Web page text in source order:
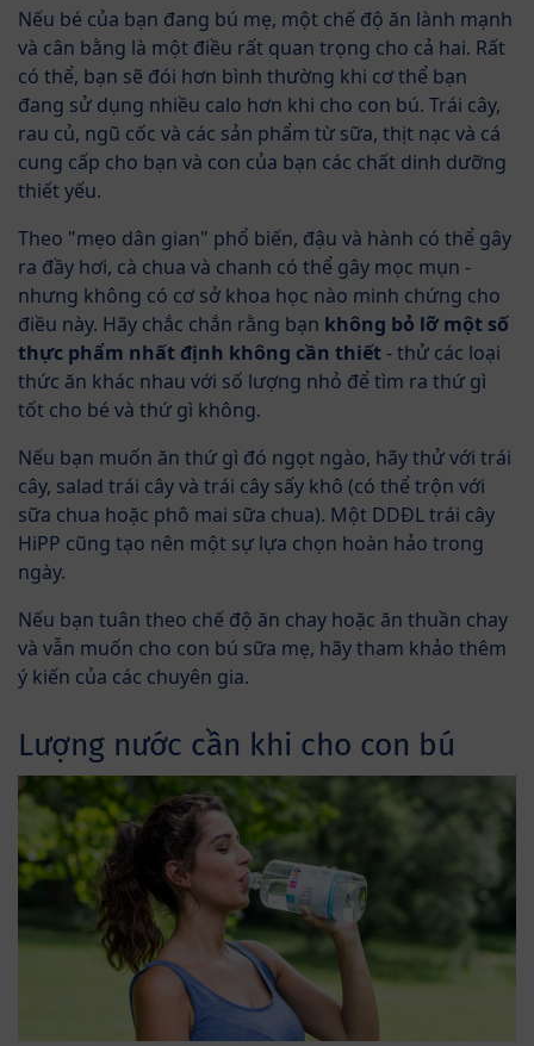
Nếu bé của bạn đang bú mẹ, một chế độ ăn lành mạnh
và cân bằng là một điều rất quan trọng cho cả hai. Rất
có thể, bạn sẽ đói hơn bình thường khi cơ thể bạn
đang sử dụng nhiều calo hơn khi cho con bú. Trái cây,
rau củ, ngũ cốc và các sản phẩm từ sữa, thịt nạc và cá
cung cấp cho bạn và con của bạn các chất dinh dưỡng
thiết yếu.
Theo "mẹo dân gian" phổ biến, đậu và hành có thể gây
ra đầy hơi, cà chua và chanh có thể gây mọc mụn -
nhưng không có cơ sở khoa học nào minh chứng cho
điều này. Hãy chắc chắn rằng bạn không bỏ lỡ một số
thực phẩm nhất định không cần thiết- thử các loại
thức ăn khác nhau với số lượng nhỏ để tìm ra thứ gì
tốt cho bé và thứ gì không.
Nếu bạn muốn ăn thứ gì đó ngọt ngào, hãy thử với trái
cây, salad trái cây và trái cây sấy khô (có thể trộn với
sữa chua hoặc phô mai sữa chua). Một DDĐL trái cây
HiPP cũng tạo nên một sự lựa chọn hoàn hảo trong
ngày.
Nếu bạn tuân theo chế độ ăn chay hoặc ăn thuần chay
và vẫn muốn cho con bú sữa mẹ, hãy tham khảo thêm
ý kiến của các chuyên gia.
Lượng nước cần khi cho con bú